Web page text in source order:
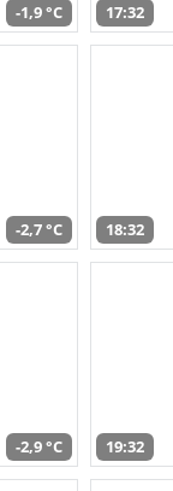
-1,9 °C 17:32
-2,7 °C 18:32
-2,9 °C 19:32